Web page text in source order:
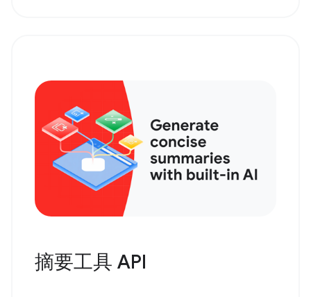
摘要工具 API